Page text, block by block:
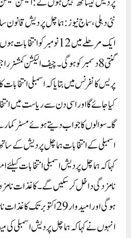
ایک مرحلے میں 12نومبر کو
گنتی 8دسمبر کو ہوگی۔چیف الیکشن
کیا جائے گا اور اسی دن سے ریاست میں
گا۔سوالوں کا جواب دیتے ہوئے مسٹر
اسمبلی کے انتخابات ہماچل پردیش کے
ہوگی اور امیدوار